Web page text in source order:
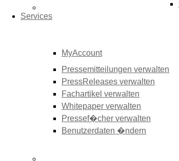
Services
MyAccount
Pressemitteilungen verwalten
PressReleases verwalten
Fachartikel verwalten
Whitepaper verwalten
Pressef�cher verwalten
Benutzerdaten �ndern